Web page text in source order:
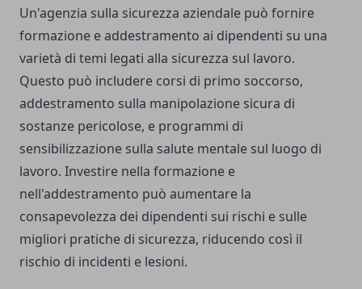
Un'agenzia sulla sicurezza aziendale può fornire
formazione e addestramento ai dipendenti su una
varietà di temi legati alla sicurezza sul lavoro.
Questo può includere corsi di primo soccorso,
addestramento sulla manipolazione sicura di
sostanze pericolose, e programmi di
sensibilizzazione sulla salute mentale sul luogo di
lavoro. Investire nella formazione e
nell'addestramento può aumentare la
consapevolezza dei dipendenti sui rischi e sulle
migliori pratiche di sicurezza, riducendo così il
rischio di incidenti e lesioni.